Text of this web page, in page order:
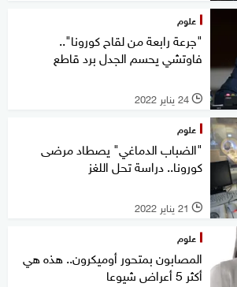
علوم
"جرعة رابعة من لقاح كورونا"..
فاوتشي يحسم الجدل برد قاطع
l 24 يناير 2022
علوم
"الضباب الدماغي" يصطاد مرضى
كورونا.. دراسة تحل اللغز
l 21 يناير 2022
علوم
المصابون بمتحور أوميكرون.. هذه هي
أكثر 5 أعراض شيوعا